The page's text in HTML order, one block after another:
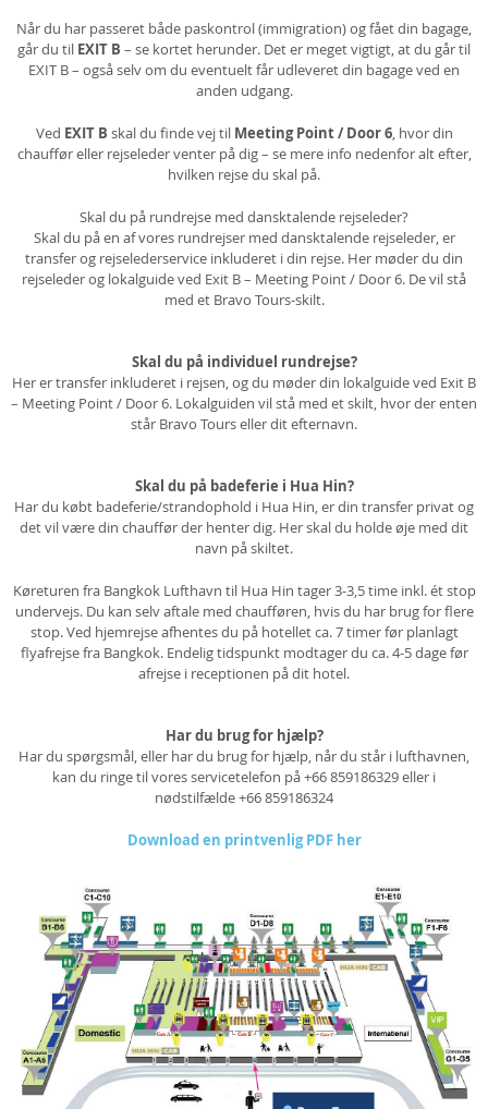
Når du har passeret både paskontrol (immigration) og fået din bagage,
går du til EXIT B – se kortet herunder. Det er meget vigtigt, at du går til
EXIT B – også selv om du eventuelt får udleveret din bagage ved en
anden udgang.
Ved EXIT B skal du finde vej til Meeting Point / Door 6, hvor din
chauffør eller rejseleder venter på dig – se mere info nedenfor alt efter,
hvilken rejse du skal på.
Skal du på rundrejse med dansktalende rejseleder?
Skal du på en af vores rundrejser med dansktalende rejseleder, er
transfer og rejselederservice inkluderet i din rejse. Her møder du din
rejseleder og lokalguide ved Exit B – Meeting Point / Door 6. De vil stå
med et Bravo Tours-skilt.
Skal du på individuel rundrejse?
Her er transfer inkluderet i rejsen, og du møder din lokalguide ved Exit B
– Meeting Point / Door 6. Lokalguiden vil stå med et skilt, hvor der enten
står Bravo Tours eller dit efternavn.
Skal du på badeferie i Hua Hin?
Har du købt badeferie/strandophold i Hua Hin, er din transfer privat og
det vil være din chauffør der henter dig. Her skal du holde øje med dit
navn på skiltet.
Køreturen fra Bangkok Lufthavn til Hua Hin tager 3-3,5 time inkl. ét stop
undervejs. Du kan selv aftale med chaufføren, hvis du har brug for flere
stop. Ved hjemrejse afhentes du på hotellet ca. 7 timer før planlagt
flyafrejse fra Bangkok. Endelig tidspunkt modtager du ca. 4-5 dage før
afrejse i receptionen på dit hotel.
Har du brug for hjælp?
Har du spørgsmål, eller har du brug for hjælp, når du står i lufthavnen,
kan du ringe til vores servicetelefon på +66 859186329 eller i
nødstilfælde +66 859186324
Download en printvenlig PDF her